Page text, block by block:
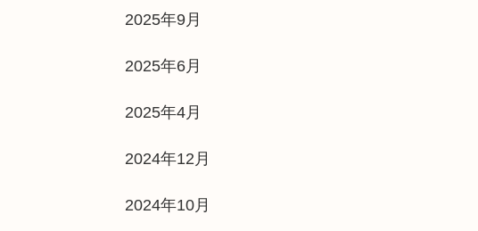
2025年9月
2025年6月
2025年4月
2024年12月
2024年10月